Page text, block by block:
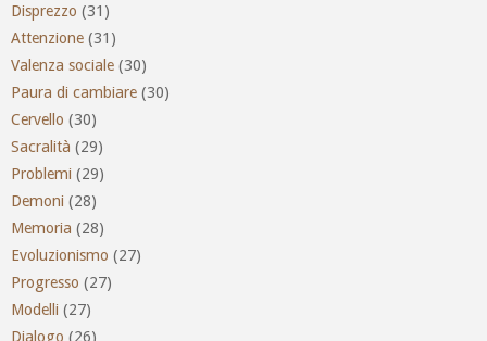
Disprezzo (31)
Attenzione (31)
Valenza sociale (30)
Paura di cambiare (30)
Cervello (30)
Sacralità (29)
Problemi (29)
Demoni (28)
Memoria (28)
Evoluzionismo (27)
Progresso (27)
Modelli (27)
Dialogo (26)